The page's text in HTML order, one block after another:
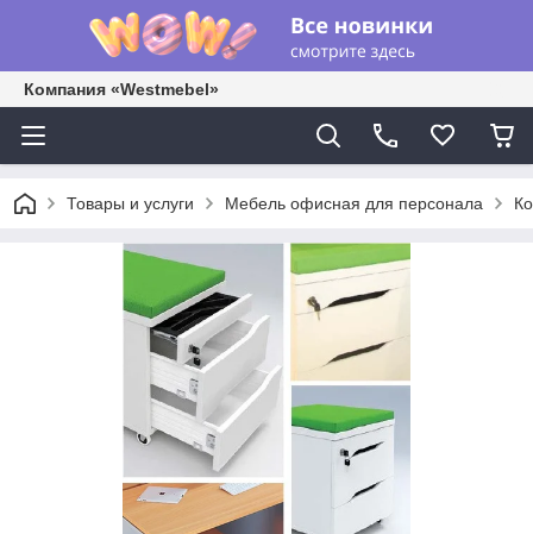
Компания «Westmebel»
Товары и услуги Мебель офисная для персонала